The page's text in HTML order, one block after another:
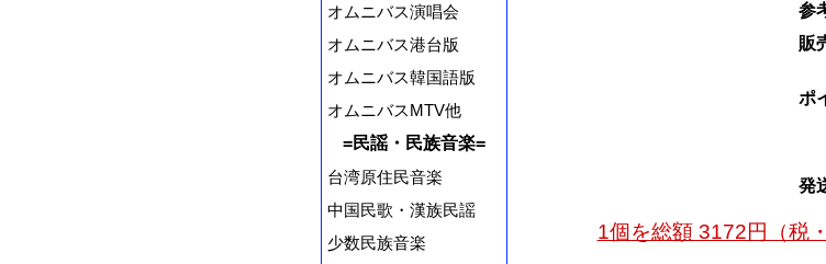
オムニバス演唱会
オムニバス港台版
オムニバス韓国語版
オムニバスMTV他
=民謡・民族音楽=
台湾原住民音楽
中国民歌・漢族民謡
少数民族音楽
参
販
ポ
発
1個を総額 3172円（税